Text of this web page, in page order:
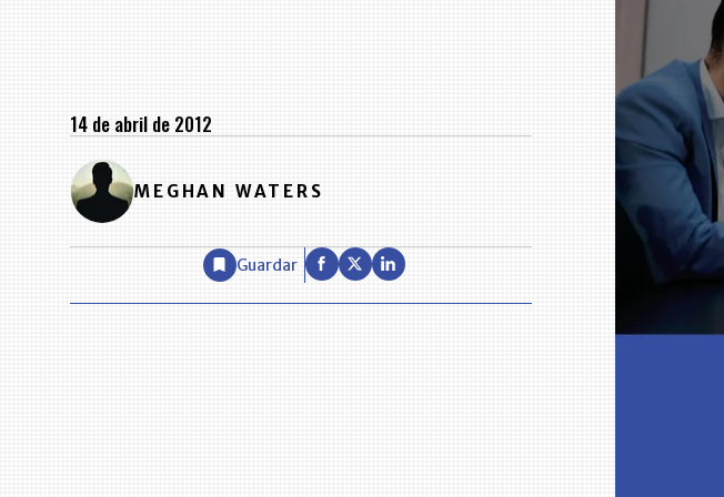
14 de abril de 2012
MEGHAN WATERS
Guardar